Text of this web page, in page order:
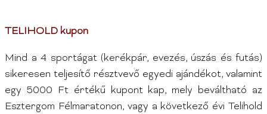
TELIHOLD kupon
Mind a 4 sportágat (kerékpár, evezés, úszás és futás)
sikeresen teljesítő résztvevő egyedi ajándékot, valamint
egy 5000 Ft értékű kupont kap, mely beváltható az
Esztergom Félmaratonon, vagy a következő évi Telihold